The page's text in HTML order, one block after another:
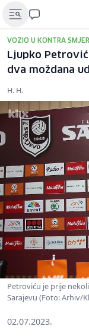
VOZIO U KONTRA
Ljupko
dva moždana
H. H.
Petroviću je prije
Sarajevu (Foto: Arhiv/
02.07.2023.